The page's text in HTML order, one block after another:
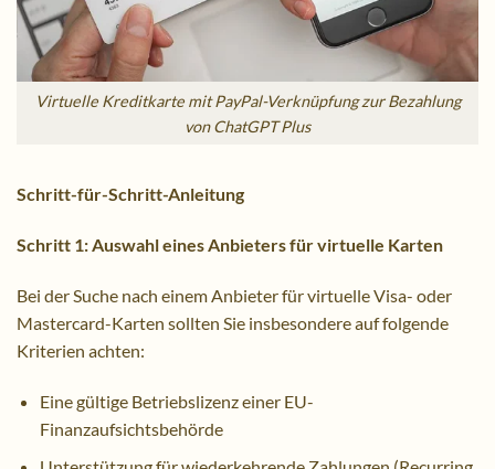
Virtuelle Kreditkarte mit PayPal-Verknüpfung zur Bezahlung
von ChatGPT Plus
Schritt-für-Schritt-Anleitung
Schritt 1: Auswahl eines Anbieters für virtuelle Karten
Bei der Suche nach einem Anbieter für virtuelle Visa- oder
Mastercard-Karten sollten Sie insbesondere auf folgende
Kriterien achten:
Eine gültige Betriebslizenz einer EU-
Finanzaufsichtsbehörde